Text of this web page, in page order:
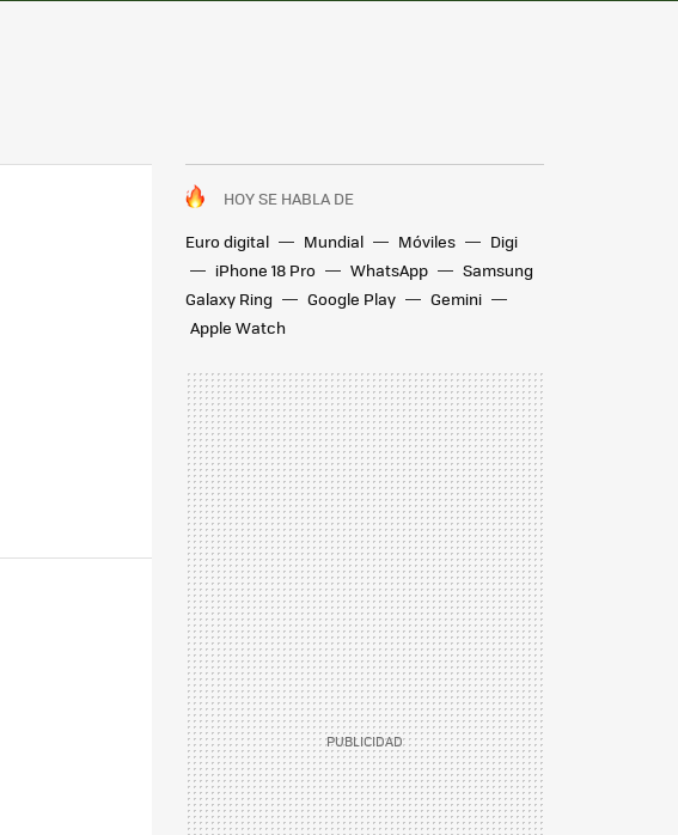
HOY SE HABLA DE
Euro digital
Mundial Móviles
Digi
iPhone 18 Pro
WhatsApp
Samsung
Galaxy Ring
Google Play
Gemini
Apple Watch